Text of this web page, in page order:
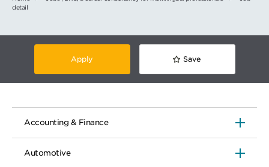
detail
Apply Save
Accounting & Finance
Automotive